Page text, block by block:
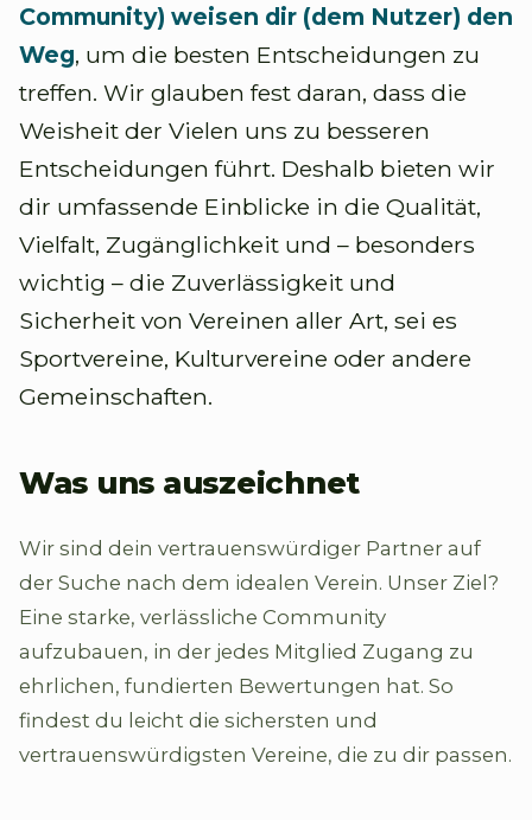
Community) weisen dir (dem Nutzer) den
Weg, um die besten Entscheidungen zu
treffen. Wir glauben fest daran, dass die
Weisheit der Vielen uns zu besseren
Entscheidungen führt. Deshalb bieten wir
dir umfassende Einblicke in die Qualität,
Vielfalt, Zugänglichkeit und – besonders
wichtig – die Zuverlässigkeit und
Sicherheit von Vereinen aller Art, sei es
Sportvereine, Kulturvereine oder andere
Gemeinschaften.
Was uns auszeichnet
Wir sind dein vertrauenswürdiger Partner auf
der Suche nach dem idealen Verein. Unser Ziel?
Eine starke, verlässliche Community
aufzubauen, in der jedes Mitglied Zugang zu
ehrlichen, fundierten Bewertungen hat. So
findest du leicht die sichersten und
vertrauenswürdigsten Vereine, die zu dir passen.